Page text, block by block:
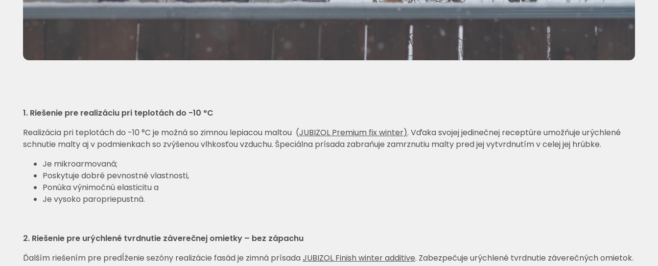
1. Riešenie pre realizáciu pri teplotách do -10 °C
Realizácia pri teplotách do -10 °C je možná so zimnou lepiacou maltou (JUBIZOL Premium fix winter). Vďaka svojej jedinečnej receptúre umožňuje urýchlené
schnutie malty aj v podmienkach so zvýšenou vlhkosťou vzduchu. Špeciálna prísada zabraňuje zamrznutiu malty pred jej vytvrdnutím v celej jej hrúbke.
Je mikroarmovaná;
Poskytuje dobré pevnostné vlastnosti,
Ponúka výnimočnú elasticitu a
Je vysoko paropriepustná.
2. Riešenie pre urýchlené tvrdnutie záverečnej omietky – bez zápachu
Ďalším riešením pre predĺženie sezóny realizácie fasád je zimná prísada JUBIZOL Finish winter additive. Zabezpečuje urýchlené tvrdnutie záverečných omietok.